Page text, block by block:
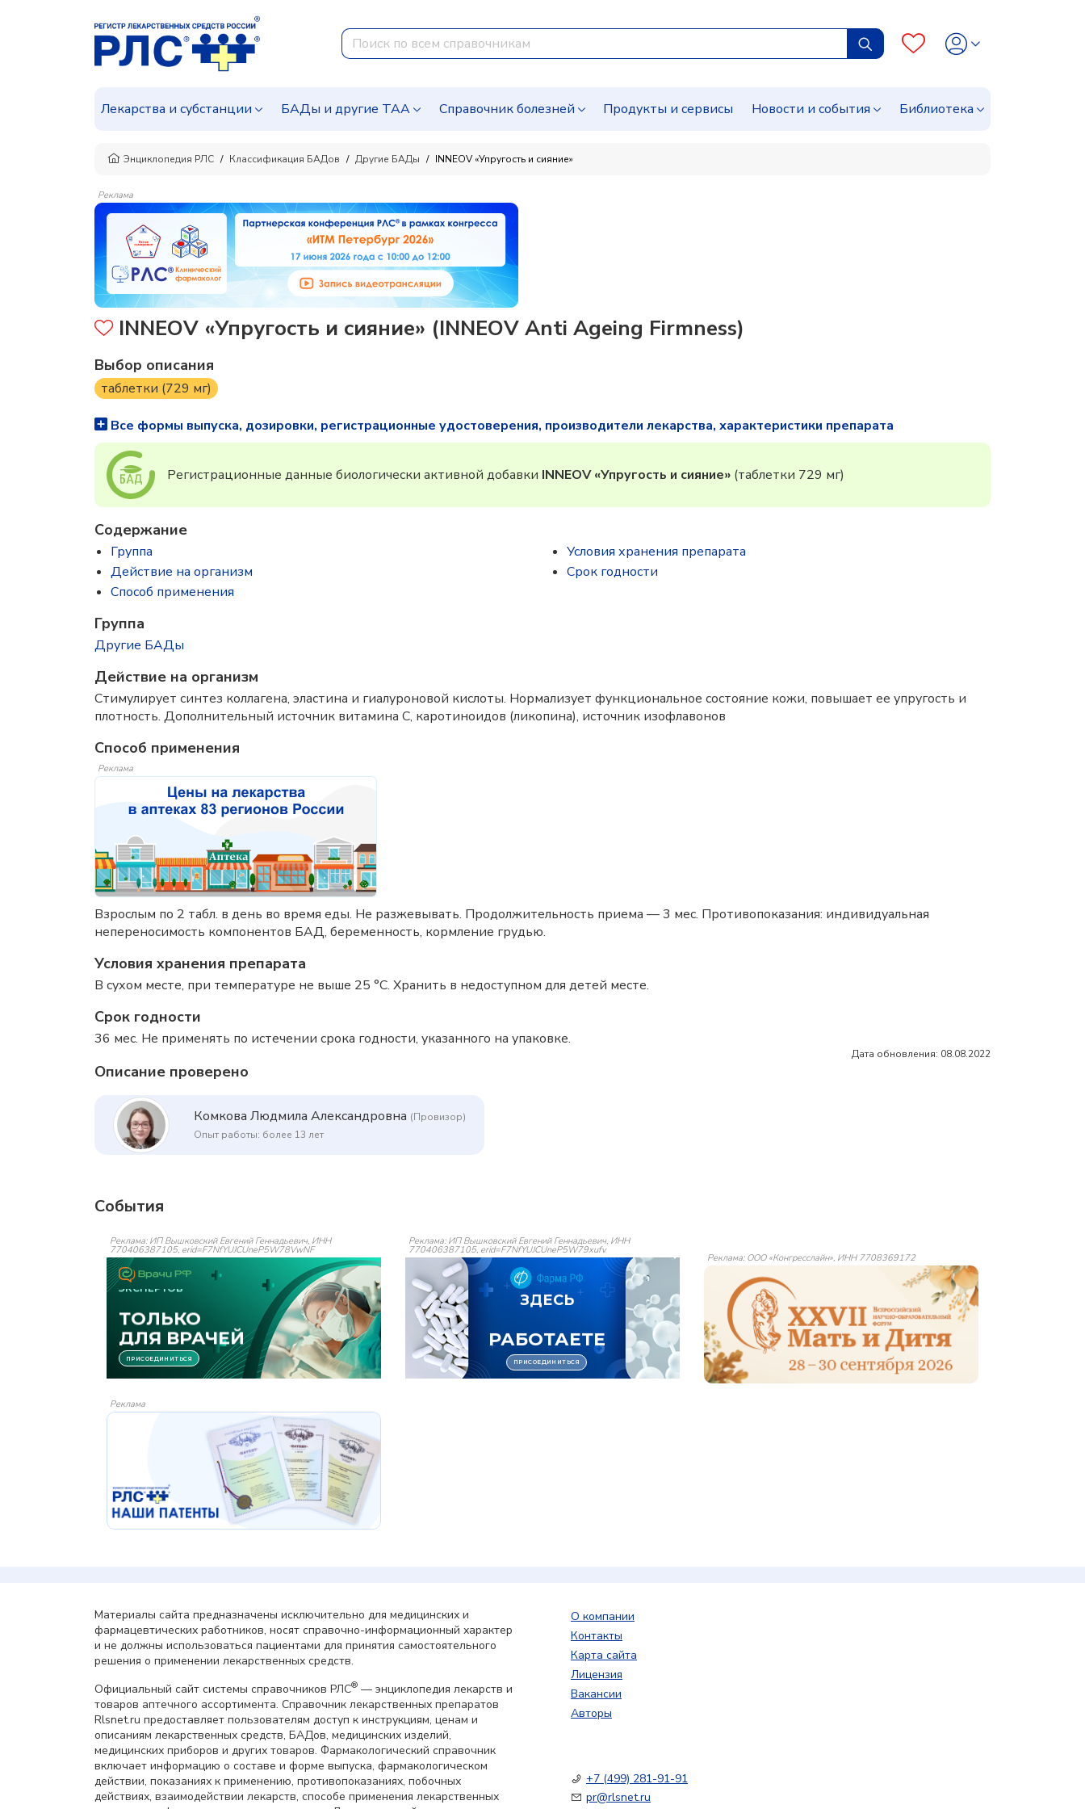
Лекарства и субстанции БАДы и другие ТАА Справочник болезней Продукты и сервисы Новости и события Библиотека
Энциклопедия РЛС Классификация БАДов Другие БАДы INNEOV «Упругость и сияние»
Реклама
INNEOV «Упругость и сияние» (INNEOV Anti Ageing Firmness)
Выбор описания
таблетки (729 мг)
Все формы выпуска, дозировки, регистрационные удостоверения, производители лекарства, характеристики препарата
Регистрационные данные биологически активной добавки INNEOV «Упругость и сияние» (таблетки 729 мг)
Содержание
Группа
Действие на организм
Способ применения
Условия хранения препарата
Срок годности
Группа
Другие БАДы
Действие на организм
Стимулирует синтез коллагена, эластина и гиалуроновой кислоты. Нормализует функциональное состояние кожи, повышает ее упругость и
плотность. Дополнительный источник витамина С, каротиноидов (ликопина), источник изофлавонов
Способ применения
Реклама
Взрослым по 2 табл. в день во время еды. Не разжевывать. Продолжительность приема — 3 мес. Противопоказания: индивидуальная
непереносимость компонентов БАД, беременность, кормление грудью.
Условия хранения препарата
В сухом месте, при температуре не выше 25 °C. Хранить в недоступном для детей месте.
Срок годности
36 мес. Не применять по истечении срока годности, указанного на упаковке.
Дата обновления: 08.08.2022
Описание проверено
Комкова Людмила Александровна (Провизор)
Опыт работы: более 13 лет
События
Реклама: ИП Вышковский Евгений Геннадьевич, ИНН
770406387105, erid=F7NfYUJCUneP5W78VwNF
Реклама: ИП Вышковский Евгений Геннадьевич, ИНН
770406387105, erid=F7NfYUJCUneP5W79xufv
Реклама: ООО «Конгресслайн», ИНН 7708369172
Реклама
Материалы сайта предназначены исключительно для медицинских и
фармацевтических работников, носят справочно-информационный характер
и не должны использоваться пациентами для принятия самостоятельного
решения о применении лекарственных средств.
Официальный сайт системы справочников РЛС® — энциклопедия лекарств и
товаров аптечного ассортимента. Справочник лекарственных препаратов
Rlsnet.ru предоставляет пользователям доступ к инструкциям, ценам и
описаниям лекарственных средств, БАДов, медицинских изделий,
медицинских приборов и других товаров. Фармакологический справочник
включает информацию о составе и форме выпуска, фармакологическом
действии, показаниях к применению, противопоказаниях, побочных
действиях, взаимодействии лекарств, способе применения лекарственных
О компании
Контакты
Карта сайта
Лицензия
Вакансии
Авторы
+7 (499) 281-91-91
pr@rlsnet.ru